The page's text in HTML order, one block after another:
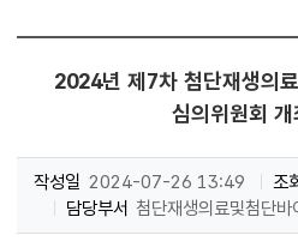
2024년 제7차 첨단재생의
심의위원회
작성일 2024-07-26 13:49 조
담당부서 첨단재생의료및첨단